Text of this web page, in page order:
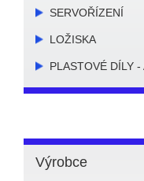
SERVOŘÍZENÍ
LOŽISKA
PLASTOVÉ DÍLY -
Výrobce